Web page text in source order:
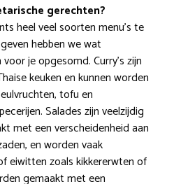
gerechten?
heel veel soorten menu’s te
hebben we wat
je opgesomd. Curry’s zijn
keuken en kunnen worden
tofu en
Salades zijn veelzijdig
met een verscheidenheid aan
en worden vaak
eiwitten zoals kikkererwten of
gemaakt met een